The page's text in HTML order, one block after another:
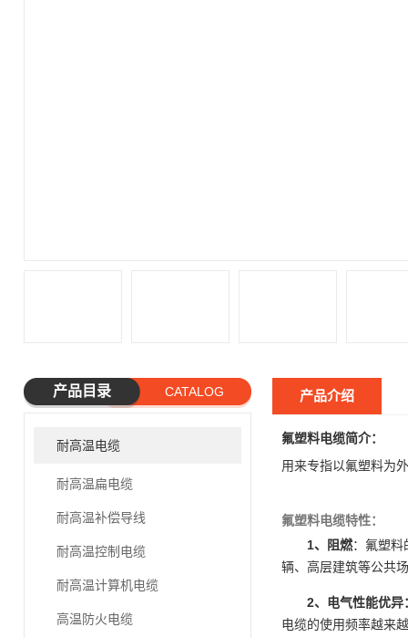
产品目录 CATALOG
耐高温电缆
耐高温扁电缆
耐高温补偿导线
耐高温控制电缆
耐高温计算机电缆
高温防火电缆
产品介绍
氟塑料电缆简介：
用来专指以氟塑料为
氟塑料电缆特性：
1、阻燃：氟塑料
辆、高层建筑等公共
2、电气性能优异
电缆的使用频率越来